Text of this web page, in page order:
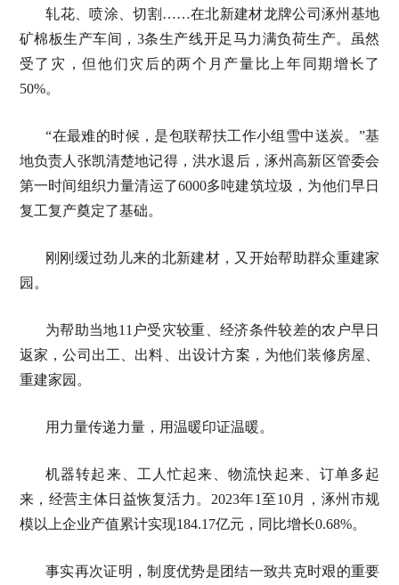
轧花、喷涂、切割……在北新建材龙牌公司涿州基地
矿棉板生产车间，3条生产线开足马力满负荷生产。虽然
受了灾，但他们灾后的两个月产量比上年同期增长了
50%。
“在最难的时候，是包联帮扶工作小组雪中送炭。”基
地负责人张凯清楚地记得，洪水退后，涿州高新区管委会
第一时间组织力量清运了6000多吨建筑垃圾，为他们早日
复工复产奠定了基础。
刚刚缓过劲儿来的北新建材，又开始帮助群众重建家
园。
为帮助当地11户受灾较重、经济条件较差的农户早日
返家，公司出工、出料、出设计方案，为他们装修房屋、
重建家园。
用力量传递力量，用温暖印证温暖。
机器转起来、工人忙起来、物流快起来、订单多起
来，经营主体日益恢复活力。2023年1至10月，涿州市规
模以上企业产值累计实现184.17亿元，同比增长0.68%。
事实再次证明，制度优势是团结一致共克时艰的重要